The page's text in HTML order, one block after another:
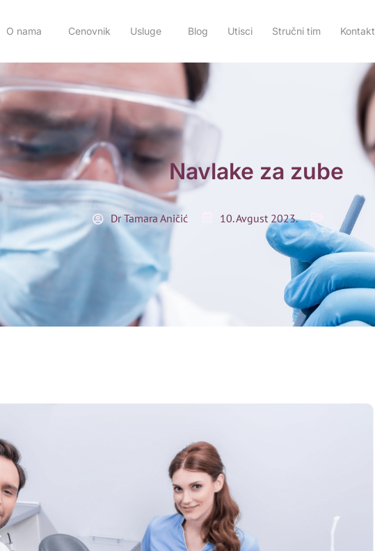
O nama Cenovnik Usluge Blog Utisci Stručni tim Kontakt
Navlake za zube
Dr Tamara Aničić 10. Avgust 2023.